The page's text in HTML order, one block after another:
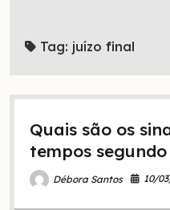
Tag: juízo final
Quais são os
tempos
Débora Santos 10/